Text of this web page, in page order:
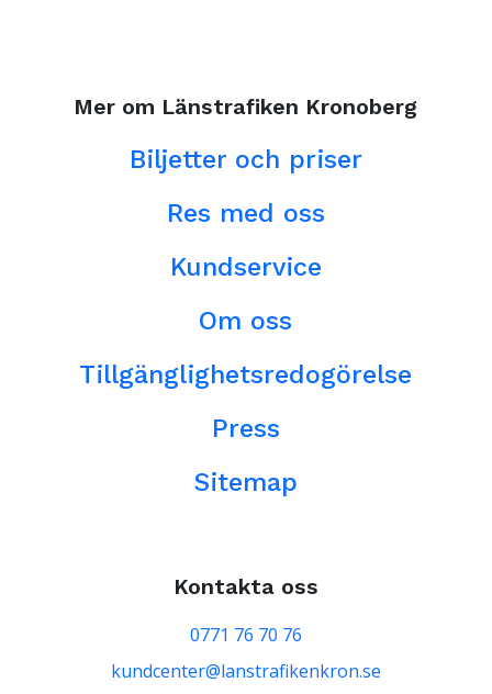
Mer om Länstrafiken Kronoberg
Biljetter och priser
Res med oss
Kundservice
Om oss
Tillgänglighetsredogörelse
Press
Sitemap
Kontakta oss
0771 76 70 76
kundcenter@lanstrafikenkron.se